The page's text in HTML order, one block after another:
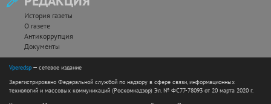
История газеты
О газете
Антикоррупция
Документы
Vperedsp — сетевое издание
Зарегистрировано Федеральной службой по надзору в сфере связи, информационных
технологий и массовых коммуникаций (Роскомнадзор) Эл. № ФС77-78093 от 20 марта 2020 г.